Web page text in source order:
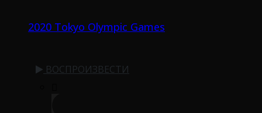
2020 Tokyo Olympic Games
ВОСПРОИЗВЕСТИ